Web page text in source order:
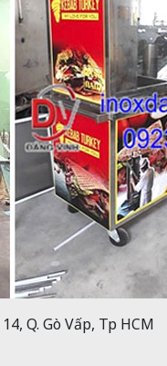
Q. Gò Vấp, Tp HCM